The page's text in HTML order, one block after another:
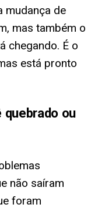
mudança de
mas também o
chegando. É o
está pronto
quebrado ou
não saíram
foram